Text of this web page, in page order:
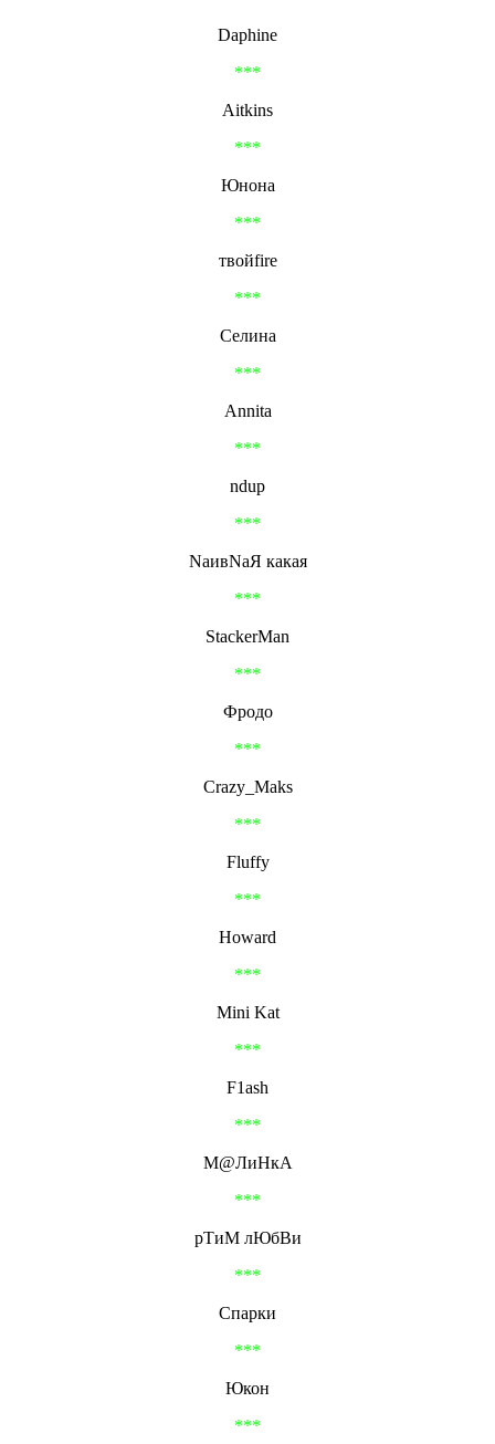
Daphine
***
Aitkins
***
Юнона
***
твойfire
***
Селина
***
Annita
***
ndup
***
NаивNаЯ какaя
***
StackerMan
***
Фродо
***
Crazy_Maks
***
Fluffy
***
Howard
***
Mini Kat
***
F1ash
***
М@ЛиНкА
***
рТиМ лЮбВи
***
Спарки
***
Юкон
***